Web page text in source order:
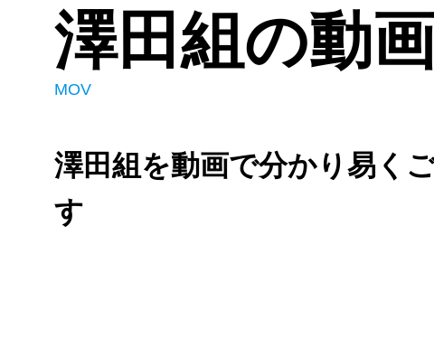
澤田組の動
MOV
澤田組を動画で分かり易く
す